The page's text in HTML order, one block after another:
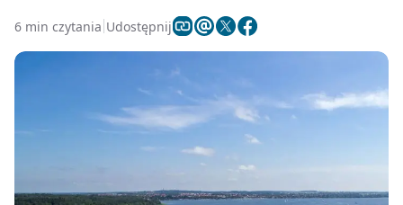
6 min czytania Udostępnij